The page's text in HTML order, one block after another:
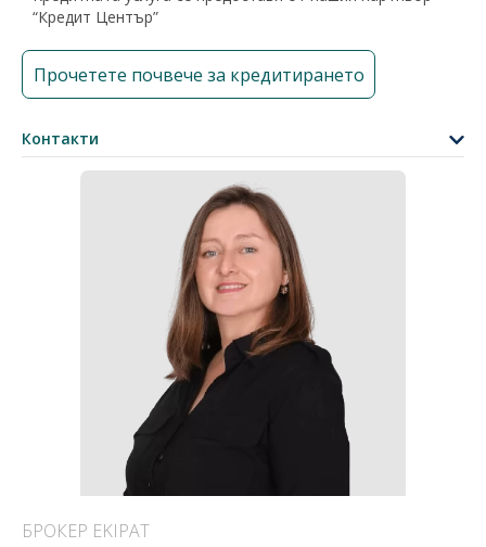
“Кредит Център”
Прочетете почвече за кредитирането
Контакти
БРОКЕР EKIPAT